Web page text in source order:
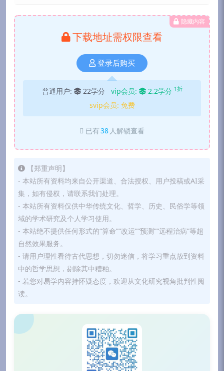
隐藏内容
下载地址需权限查看
登录后购买
普通用户: 22学分 vip会员: 2.2学分 1折
svip会员: 免费
已有38 人解锁查看
【郑重声明】
- 本站所有资料均来自公开渠道、合法授权、用户投稿或AI采
集，如有侵权，请联系我们处理。
- 本站所有资料仅供中华传统文化、哲学、历史、民俗学等领
域的学术研究及个人学习使用。
- 本站绝不提供任何形式的“算命”“改运”“预测”“远程治病”等超
自然效果服务。
- 请用户理性看待古代思想，切勿迷信，将学习重点放到资料
中的哲学思想，剔除其中糟粕。
- 若您对易学内容持怀疑态度，欢迎从文化研究视角批判性阅
读。